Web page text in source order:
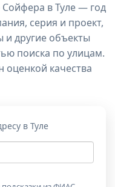
в Туле — год
серия и проект,
и другие объекты
поиска по улицам.
качества
в Туле